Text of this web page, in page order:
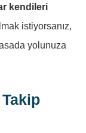
kendileri
istiyorsanız,
yolunuza